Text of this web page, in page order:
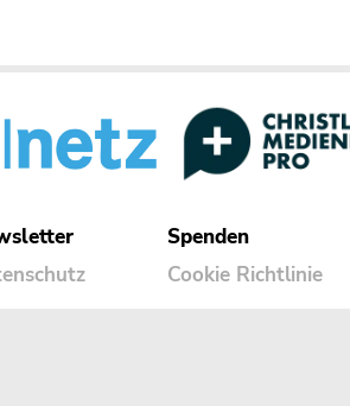
Spenden
Cookie Richtlinie